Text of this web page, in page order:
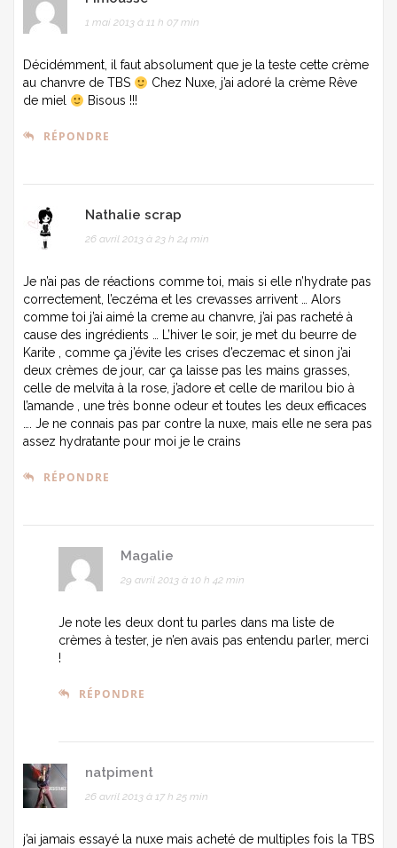
1 mai 2013 à 11 h 07 min
Décidémment, il faut absolument que je la teste cette crème
au chanvre de TBS
Chez Nuxe, j’ai adoré la crème Rêve
de miel
Bisous !!!
RÉPONDRE
Nathalie scrap
26 avril 2013 à 23 h 24 min
Je n’ai pas de réactions comme toi, mais si elle n’hydrate pas
correctement, l’eczéma et les crevasses arrivent … Alors
comme toi j’ai aimé la creme au chanvre, j’ai pas racheté à
cause des ingrédients … L’hiver le soir, je met du beurre de
Karite , comme ça j’évite les crises d’eczemac et sinon j’ai
deux crèmes de jour, car ça laisse pas les mains grasses,
celle de melvita à la rose, j’adore et celle de marilou bio à
l’amande , une très bonne odeur et toutes les deux efficaces
…. Je ne connais pas par contre la nuxe, mais elle ne sera pas
assez hydratante pour moi je le crains
RÉPONDRE
Magalie
29 avril 2013 à 10 h 42 min
Je note les deux dont tu parles dans ma liste de
crèmes à tester, je n’en avais pas entendu parler, merci
!
RÉPONDRE
natpiment
26 avril 2013 à 17 h 25 min
j’ai jamais essayé la nuxe mais acheté de multiples fois la TBS